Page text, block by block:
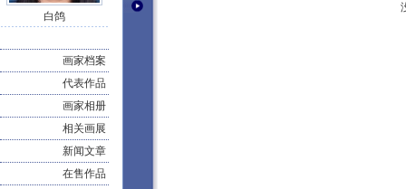
白鸽
画家档案
代表作品
画家相册
相关画展
新闻文章
在售作品